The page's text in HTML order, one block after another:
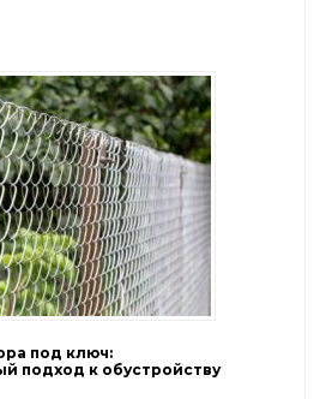
под ключ:
подход к обустройству